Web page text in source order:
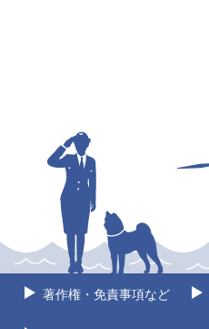
著作権・免責事項など